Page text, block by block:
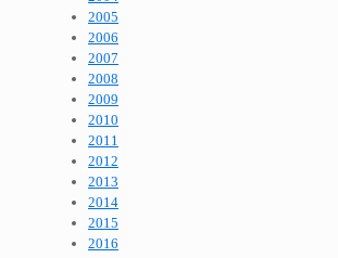
2005
2006
2007
2008
2009
2010
2011
2012
2013
2014
2015
2016